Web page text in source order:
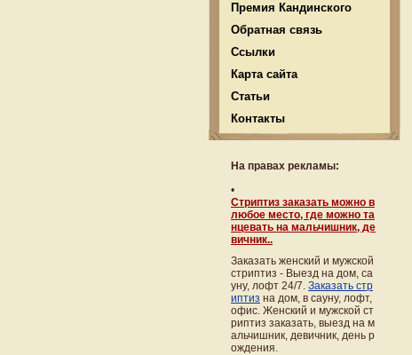
Премия Кандинского
Обратная связь
Ссылки
Карта сайта
Статьи
Контакты
На правах рекламы:
•
Стриптиз заказать можно в
любое место, где можно та
нцевать на мальчишник, де
вичник..
Заказать женский и мужской
стриптиз - Выезд на дом, са
уну, лофт 24/7. Заказать стр
иптиз на дом, в сауну, лофт,
офис. Женский и мужской ст
риптиз заказать, выезд на м
альчишник, девичник, день р
ождения.